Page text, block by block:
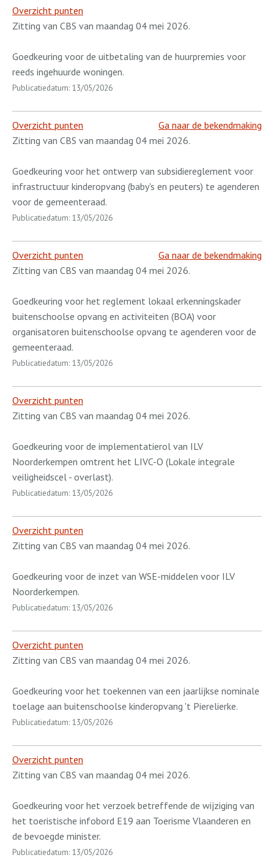
Overzicht punten
Zitting van CBS van maandag 04 mei 2026.
Goedkeuring voor de uitbetaling van de huurpremies voor
reeds ingehuurde woningen.
Publicatiedatum: 13/05/2026
Overzicht punten
Ga naar de bekendmaking
Zitting van CBS van maandag 04 mei 2026.
Goedkeuring voor het ontwerp van subsidiereglement voor
infrastructuur kinderopvang (baby's en peuters) te agenderen
voor de gemeenteraad.
Publicatiedatum: 13/05/2026
Overzicht punten
Ga naar de bekendmaking
Zitting van CBS van maandag 04 mei 2026.
Goedkeuring voor het reglement lokaal erkenningskader
buitenschoolse opvang en activiteiten (BOA) voor
organisatoren buitenschoolse opvang te agenderen voor de
gemeenteraad.
Publicatiedatum: 13/05/2026
Overzicht punten
Zitting van CBS van maandag 04 mei 2026.
Goedkeuring voor de implementatierol van ILV
Noorderkempen omtrent het LIVC-O (Lokale integrale
veiligheidscel - overlast).
Publicatiedatum: 13/05/2026
Overzicht punten
Zitting van CBS van maandag 04 mei 2026.
Goedkeuring voor de inzet van WSE-middelen voor ILV
Noorderkempen.
Publicatiedatum: 13/05/2026
Overzicht punten
Zitting van CBS van maandag 04 mei 2026.
Goedkeuring voor het toekennen van een jaarlijkse nominale
toelage aan buitenschoolse kinderopvang 't Pierelierke.
Publicatiedatum: 13/05/2026
Overzicht punten
Zitting van CBS van maandag 04 mei 2026.
Goedkeuring voor het verzoek betreffende de wijziging van
het toeristische infobord E19 aan Toerisme Vlaanderen en
de bevoegde minister.
Publicatiedatum: 13/05/2026